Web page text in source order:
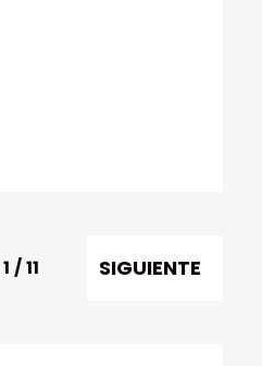
1 /11 SIGUIENTE